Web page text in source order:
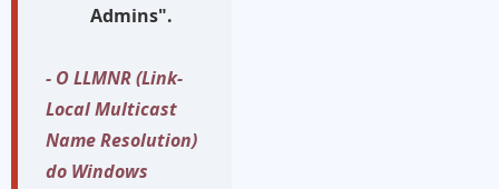
Admins".
- O LLMNR (Link-
Local Multicast
Name Resolution)
do Windows